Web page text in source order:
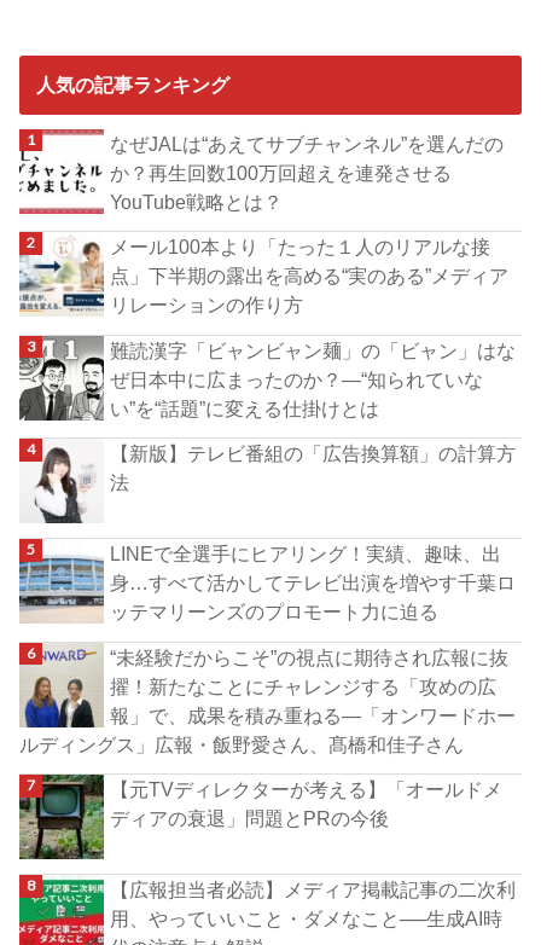
人気の記事ランキング
なぜJALは“あえてサブチャンネル”を選んだの
か？再生回数100万回超えを連発させる
YouTube戦略とは？
メール100本より「たった１人のリアルな接
点」下半期の露出を高める“実のある”メディア
リレーションの作り方
難読漢字「ビャンビャン麺」の「ビャン」はな
ぜ日本中に広まったのか？―“知られていな
い”を“話題”に変える仕掛けとは
【新版】テレビ番組の「広告換算額」の計算方
法
LINEで全選手にヒアリング！実績、趣味、出
身…すべて活かしてテレビ出演を増やす千葉ロ
ッテマリーンズのプロモート力に迫る
“未経験だからこそ”の視点に期待され広報に抜
擢！新たなことにチャレンジする「攻めの広
報」で、成果を積み重ねる―「オンワードホー
ルディングス」広報・飯野愛さん、髙橋和佳子さん
【元TVディレクターが考える】「オールドメ
ディアの衰退」問題とPRの今後
【広報担当者必読】メディア掲載記事の二次利
用、やっていいこと・ダメなこと──生成AI時